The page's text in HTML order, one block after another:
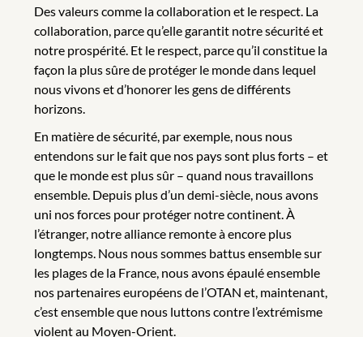
Des valeurs comme la collaboration et le respect. La
collaboration, parce qu’elle garantit notre sécurité et
notre prospérité. Et le respect, parce qu’il constitue la
façon la plus sûre de protéger le monde dans lequel
nous vivons et d’honorer les gens de différents
horizons.
En matière de sécurité, par exemple, nous nous
entendons sur le fait que nos pays sont plus forts – et
que le monde est plus sûr – quand nous travaillons
ensemble. Depuis plus d’un demi-siècle, nous avons
uni nos forces pour protéger notre continent. À
l’étranger, notre alliance remonte à encore plus
longtemps. Nous nous sommes battus ensemble sur
les plages de la France, nous avons épaulé ensemble
nos partenaires européens de l’OTAN et, maintenant,
c’est ensemble que nous luttons contre l’extrémisme
violent au Moyen-Orient.